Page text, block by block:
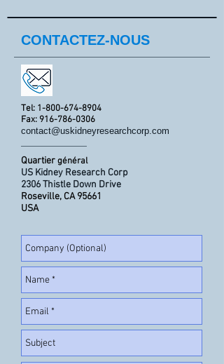
CONTACTEZ-NOUS
Tel: 1-800-674-8904
Fax: 916-786-0306
contact@uskidneyresearchcorp.com
Quartiergénéral
US Kidney Research Corp
2306 Thistle Down Drive
Roseville, CA 95661
USA